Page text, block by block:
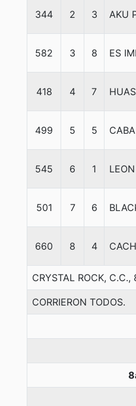
344 2 3 AKU
582 3 8 ES
418 4 7
499 5 5
545 6 1
501 7 6
660 8 4
CRYSTAL ROCK, C.C.,
CORRIERON TODOS.